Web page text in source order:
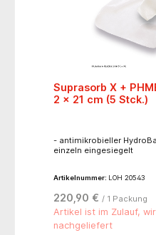
Suprasorb X +
2 x 21 cm (5 Stck.)
- antimikrobieller
einzeln eingesiegelt
Artikelnummer: LOH 20543
220,90 € / 1 Packung
Artikel ist im Zulauf,
nachgeliefert